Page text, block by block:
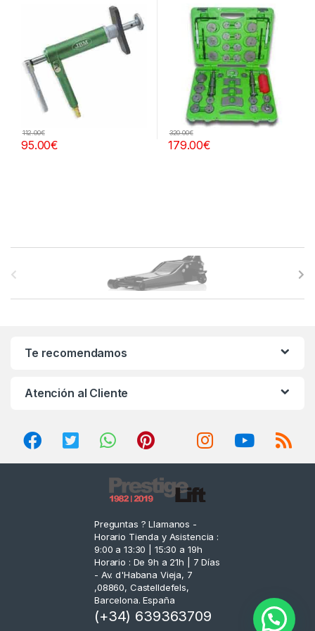
95.00€
112.00€
179.00€
320.00€
a
Te recomendamos
Atención al Cliente
Preguntas ? Llamanos -
Horario Tienda y Asistencia :
9:00 a 13:30 | 15:30 a 19h
Horario : De 9h a 21h | 7 Días
- Av. d'Habana Vieja, 7
,08860, Castelldefels,
Barcelona. España
(+34) 639363709